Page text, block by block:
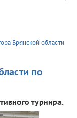
Брянской области
по
турнира.